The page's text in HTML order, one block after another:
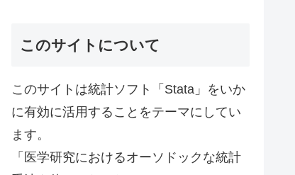
このサイトについて
このサイトは統計ソフト「Stata」をいか
に有効に活用することをテーマにしてい
ます。
「医学研究におけるオーソドックな統計